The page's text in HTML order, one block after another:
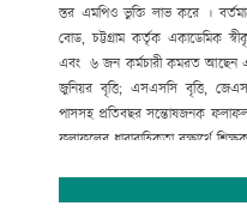
স্তর এমপিও ভুক্তি লাভ করে ।
বোড, চট্টগ্রাম কর্তৃক একাডেমিক
এবং ৬ জন কর্মচারী কমরত আছেন
জুনিয়র বৃত্তি; এসএসসি বৃত্তি,
পাসসহ প্রতিবছর সন্তোষজনক
ফলাফলের ধারাবাহিকতা রক্ষার্থে
আমি বিদ্যালয়ের উত্তরোত্তর সফলতা